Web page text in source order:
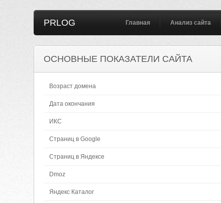
PRLOG Главная Анализ сайта
ОСНОВНЫЕ ПОКАЗАТЕЛИ САЙТА
Возраст домена
Дата окончания
ИКС
Страниц в Google
Страниц в Яндексе
Dmoz
Яндекс Каталог